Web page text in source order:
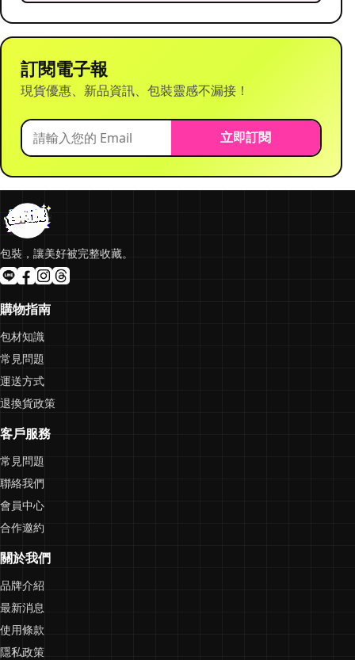
訂閱電子報
現貨優惠、新品資訊、包裝靈感不漏接！
立即訂閱
包裝，讓美好被完整收藏。
購物指南
包材知識
常見問題
運送方式
退換貨政策
客戶服務
常見問題
聯絡我們
會員中心
合作邀約
關於我們
品牌介紹
最新消息
使用條款
隱私政策